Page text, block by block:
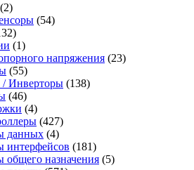
(2)
(54)
(1)
напряжения (23)
(55)
/ Инверторы (138)
(46)
(4)
(427)
данных (4)
интерфейсов (181)
назначения (5)